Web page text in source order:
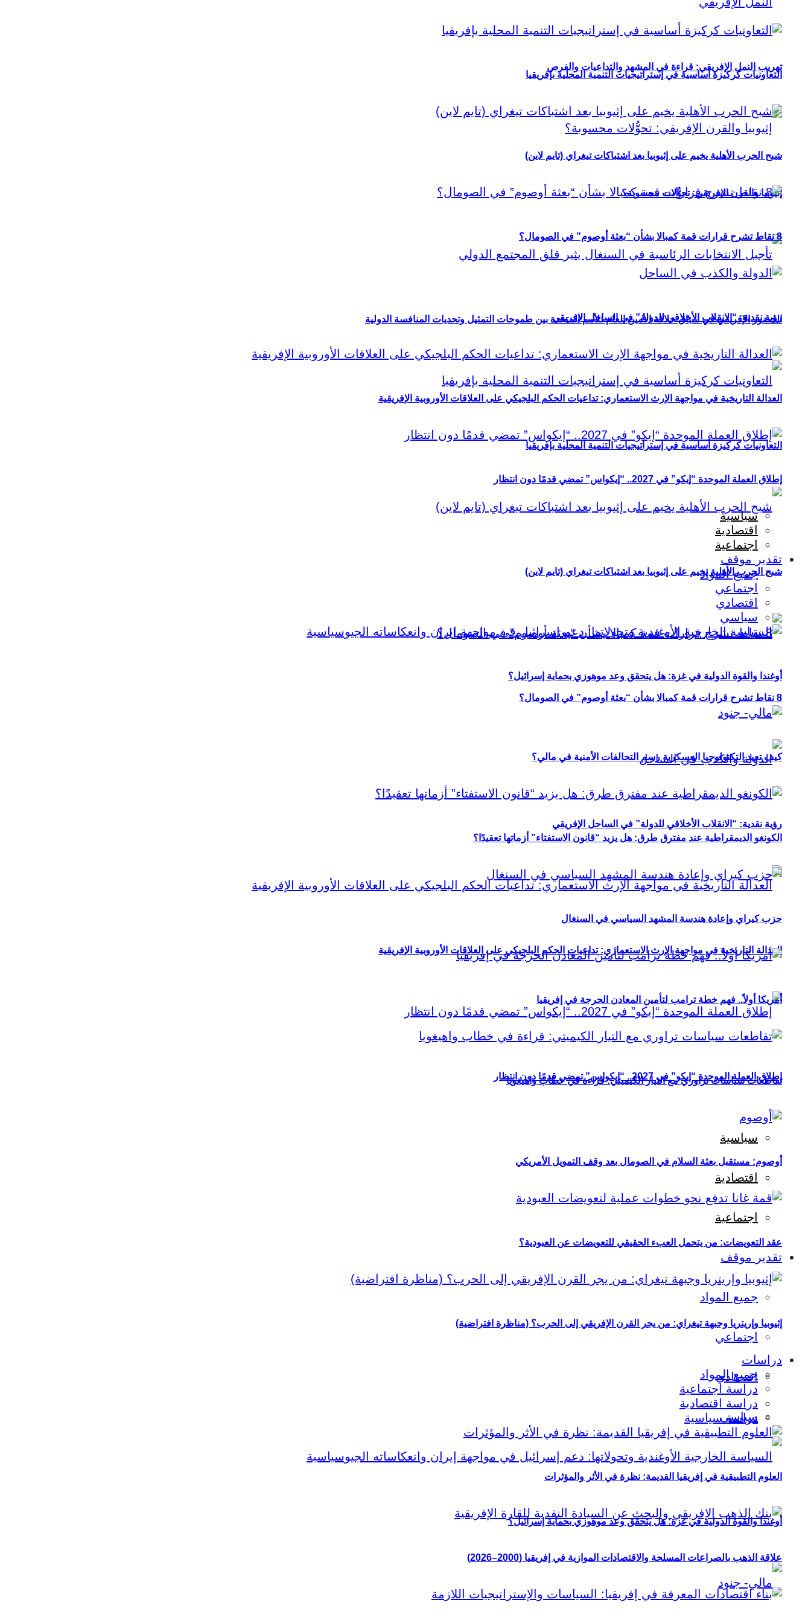
تهريب النمل الإفريقي: قراءة في المشهد والتداعيات والفرص
إثيوبيا والقرن الإفريقي: تحوُّلات محسوبة؟
الحضور الإفريقي في سباق خلافة الأمين العام للأمم المتحدة بين طموحات التمثيل وتحديات المنافسة الدولية
التعاونيات كركيزة أساسية في إستراتيجيات التنمية المحلية بإفريقيا
شبح الحرب الأهلية يخيم على إثيوبيا بعد اشتباكات تيغراي (تايم لاين)
8 نقاط تشرح قرارات قمة كمبالا بشأن “بعثة أوصوم” في الصومال؟
رؤية نقدية: “الانقلاب الأخلاقي للدولة” في الساحل الإفريقي
العدالة التاريخية في مواجهة الإرث الاستعماري: تداعيات الحكم البلجيكي على العلاقات الأوروبية الإفريقية
إطلاق العملة الموحدة “إيكو” في 2027.. “إيكواس” تمضي قدمًا دون انتظار
سياسية
اقتصادية
اجتماعية
تقدير موقف
جميع المواد
اجتماعي
اقتصادي
سياسي
أوغندا والقوة الدولية في غزة: هل يتحقق وعد موهوزي بحماية إسرائيل؟
التعاونيات كركيزة أساسية في إستراتيجيات التنمية المحلية بإفريقيا
شبح الحرب الأهلية يخيم على إثيوبيا بعد اشتباكات تيغراي (تايم لاين)
8 نقاط تشرح قرارات قمة كمبالا بشأن “بعثة أوصوم” في الصومال؟
رؤية نقدية: “الانقلاب الأخلاقي للدولة” في الساحل الإفريقي
العدالة التاريخية في مواجهة الإرث الاستعماري: تداعيات الحكم البلجيكي على العلاقات الأوروبية الإفريقية
إطلاق العملة الموحدة “إيكو” في 2027.. “إيكواس” تمضي قدمًا دون انتظار
سياسية
اقتصادية
اجتماعية
تقدير موقف
جميع المواد
اجتماعي
اقتصادي
سياسي
أوغندا والقوة الدولية في غزة: هل يتحقق وعد موهوزي بحماية إسرائيل؟
كيف تعيد التكنولوجيا العسكرية رسم التحالفات الأمنية في مالي؟
الكونغو الديمقراطية عند مفترق طرق: هل يزيد “قانون الاستفتاء” أزماتها تعقيدًا؟
حزب كيراي وإعادة هندسة المشهد السياسي في السنغال
أمريكا أولاً.. فهم خطة ترامب لتأمين المعادن الحرجة في إفريقيا
تقاطعات سياسات تراوري مع التيار الكيميتي: قراءة في خطاب واهيغويا
أوصوم: مستقبل بعثة السلام في الصومال بعد وقف التمويل الأمريكي
عقد التعويضات: من يتحمل العبء الحقيقي للتعويضات عن العبودية؟
إثيوبيا وإريتريا وجبهة تيغراي: من يجر القرن الإفريقي إلى الحرب؟ (مناظرة افتراضية)
دراسات
جميع المواد
دراسة اجتماعية
دراسة اقتصادية
دراسة سياسية
العلوم التطبيقية في إفريقيا القديمة: نظرة في الأثر والمؤثرات
علاقة الذهب بالصراعات المسلحة والاقتصادات الموازية في إفريقيا (2000–2026)